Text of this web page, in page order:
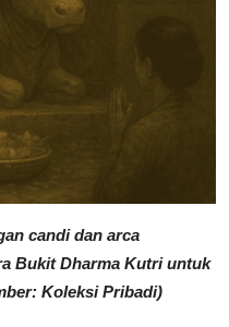
candi dan arca
Bukit Dharma Kutri untuk
Koleksi Pribadi)